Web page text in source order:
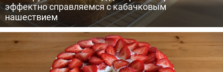
эффектно справляемся с кабачковым
нашествием